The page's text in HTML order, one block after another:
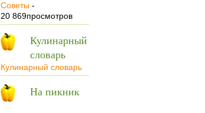
Советы-
20 869просмотров
Кулинарный
словарь
Кулинарный словарь
На пикник